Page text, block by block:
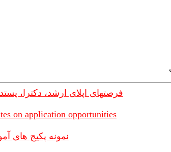
فرصتهای اپلای ارشد، دکترا،
on application opportunities
نمونه پکیج های